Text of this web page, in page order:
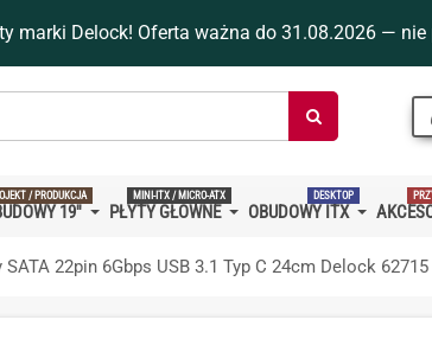
marki Delock! Oferta ważna do 31.08.2026 — nie
Szukaj
w
19''
/ PRODUKCJA
PŁYTY GŁÓWNE
MINI-ITX / MICRO-ATX
OBUDOWY ITX
DESKTOP
22pin 6Gbps USB 3.1 Typ C 24cm Delock 62715